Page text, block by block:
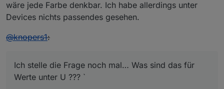
wäre jede Farbe denkbar. Ich habe allerdings unter
Devices nichts passendes gesehen.
@knopers1:
Ich stelle die Frage noch mal… Was sind das für
Werte unter U ??? `